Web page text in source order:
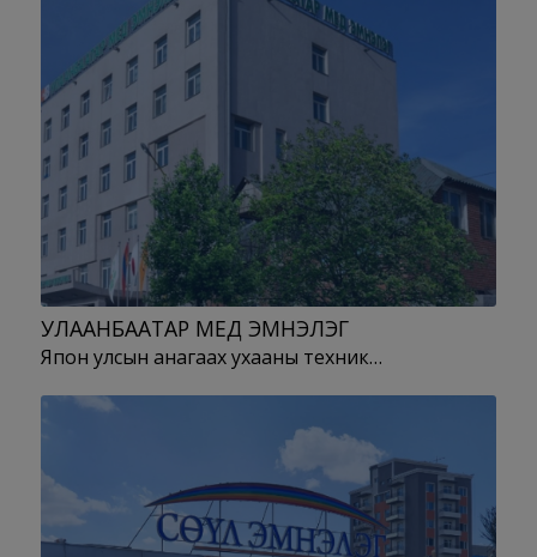
УЛААНБААТАР МЕД ЭМНЭЛЭГ
Япон улсын анагаах ухааны техник…